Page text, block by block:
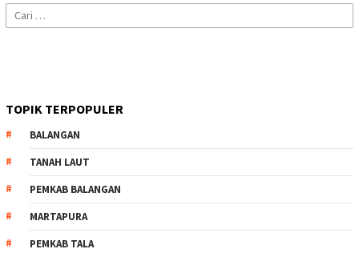
Cari
untuk:
TOPIK TERPOPULER
BALANGAN
TANAH LAUT
PEMKAB BALANGAN
MARTAPURA
PEMKAB TALA